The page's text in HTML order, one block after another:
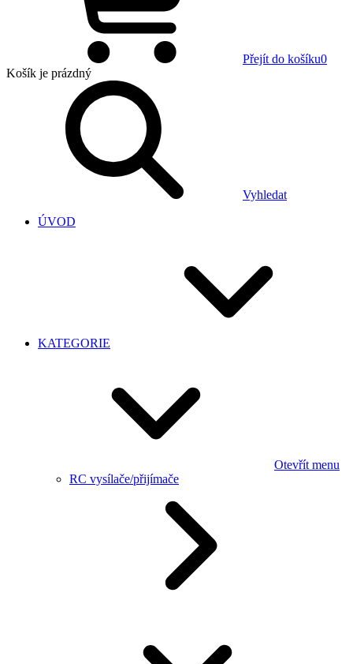
Přejít do košíku0
Košík je prázdný
Vyhledat
ÚVOD
KATEGORIE
Otevřít menu
RC vysílače/přijímače